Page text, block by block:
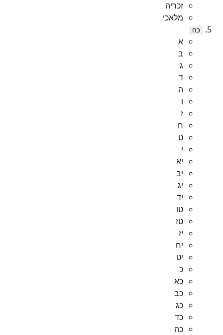
זכריה
מלאכי
כח
א
ב
ג
ד
ה
ו
ז
ח
ט
י
יא
יב
יג
יד
טו
טז
יז
יח
יט
כ
כא
כב
כג
כד
כה